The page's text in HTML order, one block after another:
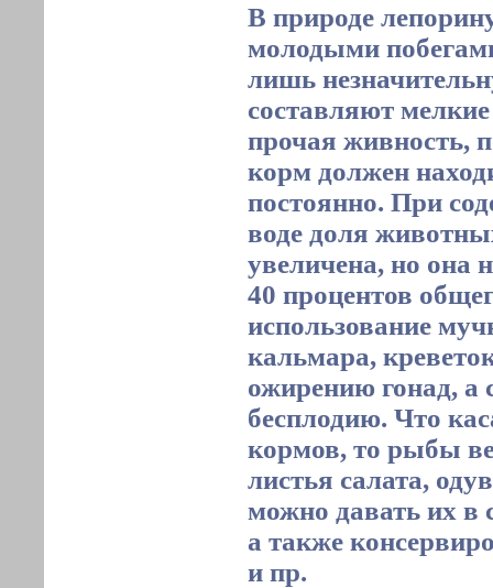
В природе
молодыми
лишь
составляют
прочая живность,
корм должен
постоянно. При
воде доля
увеличена, но
40 процентов
использование
кальмара,
ожирению гонад, а
бесплодию. Что
кормов, то рыбы
листья салата,
можно давать их в
а также
и пр.